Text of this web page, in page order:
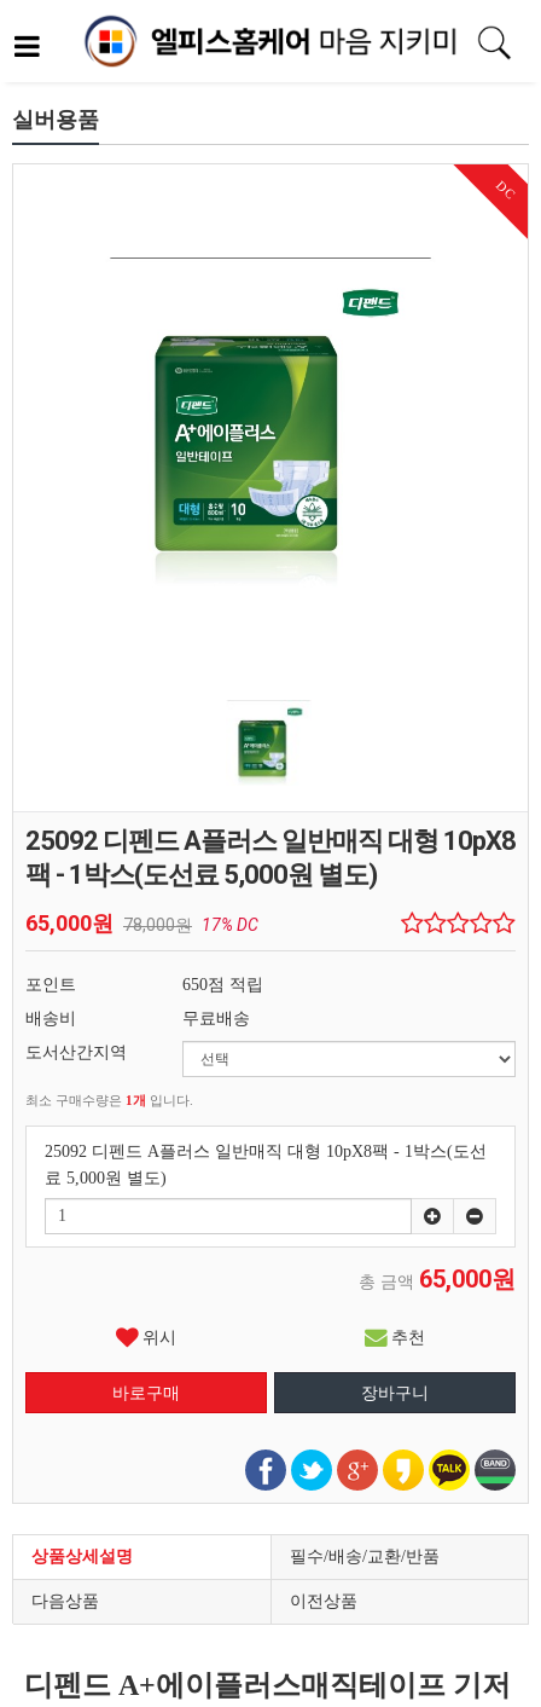
실버용품
DC
25092 디펜드 A플러스 일반매직 대형 10pX8
팩 - 1박스(도선료 5,000원 별도)
65,000원 78,000원 17% DC
포인트
650점 적립
배송비
무료배송
도서산간지역
최소 구매수량은 1개 입니다.
25092 디펜드 A플러스 일반매직 대형 10pX8팩 - 1박스(도선
료 5,000원 별도)
총 금액 65,000원
위시 추천
상품상세설명 필수/배송/교환/반품
다음상품 이전상품
디펜드 A+에이플러스매직테이프 기저